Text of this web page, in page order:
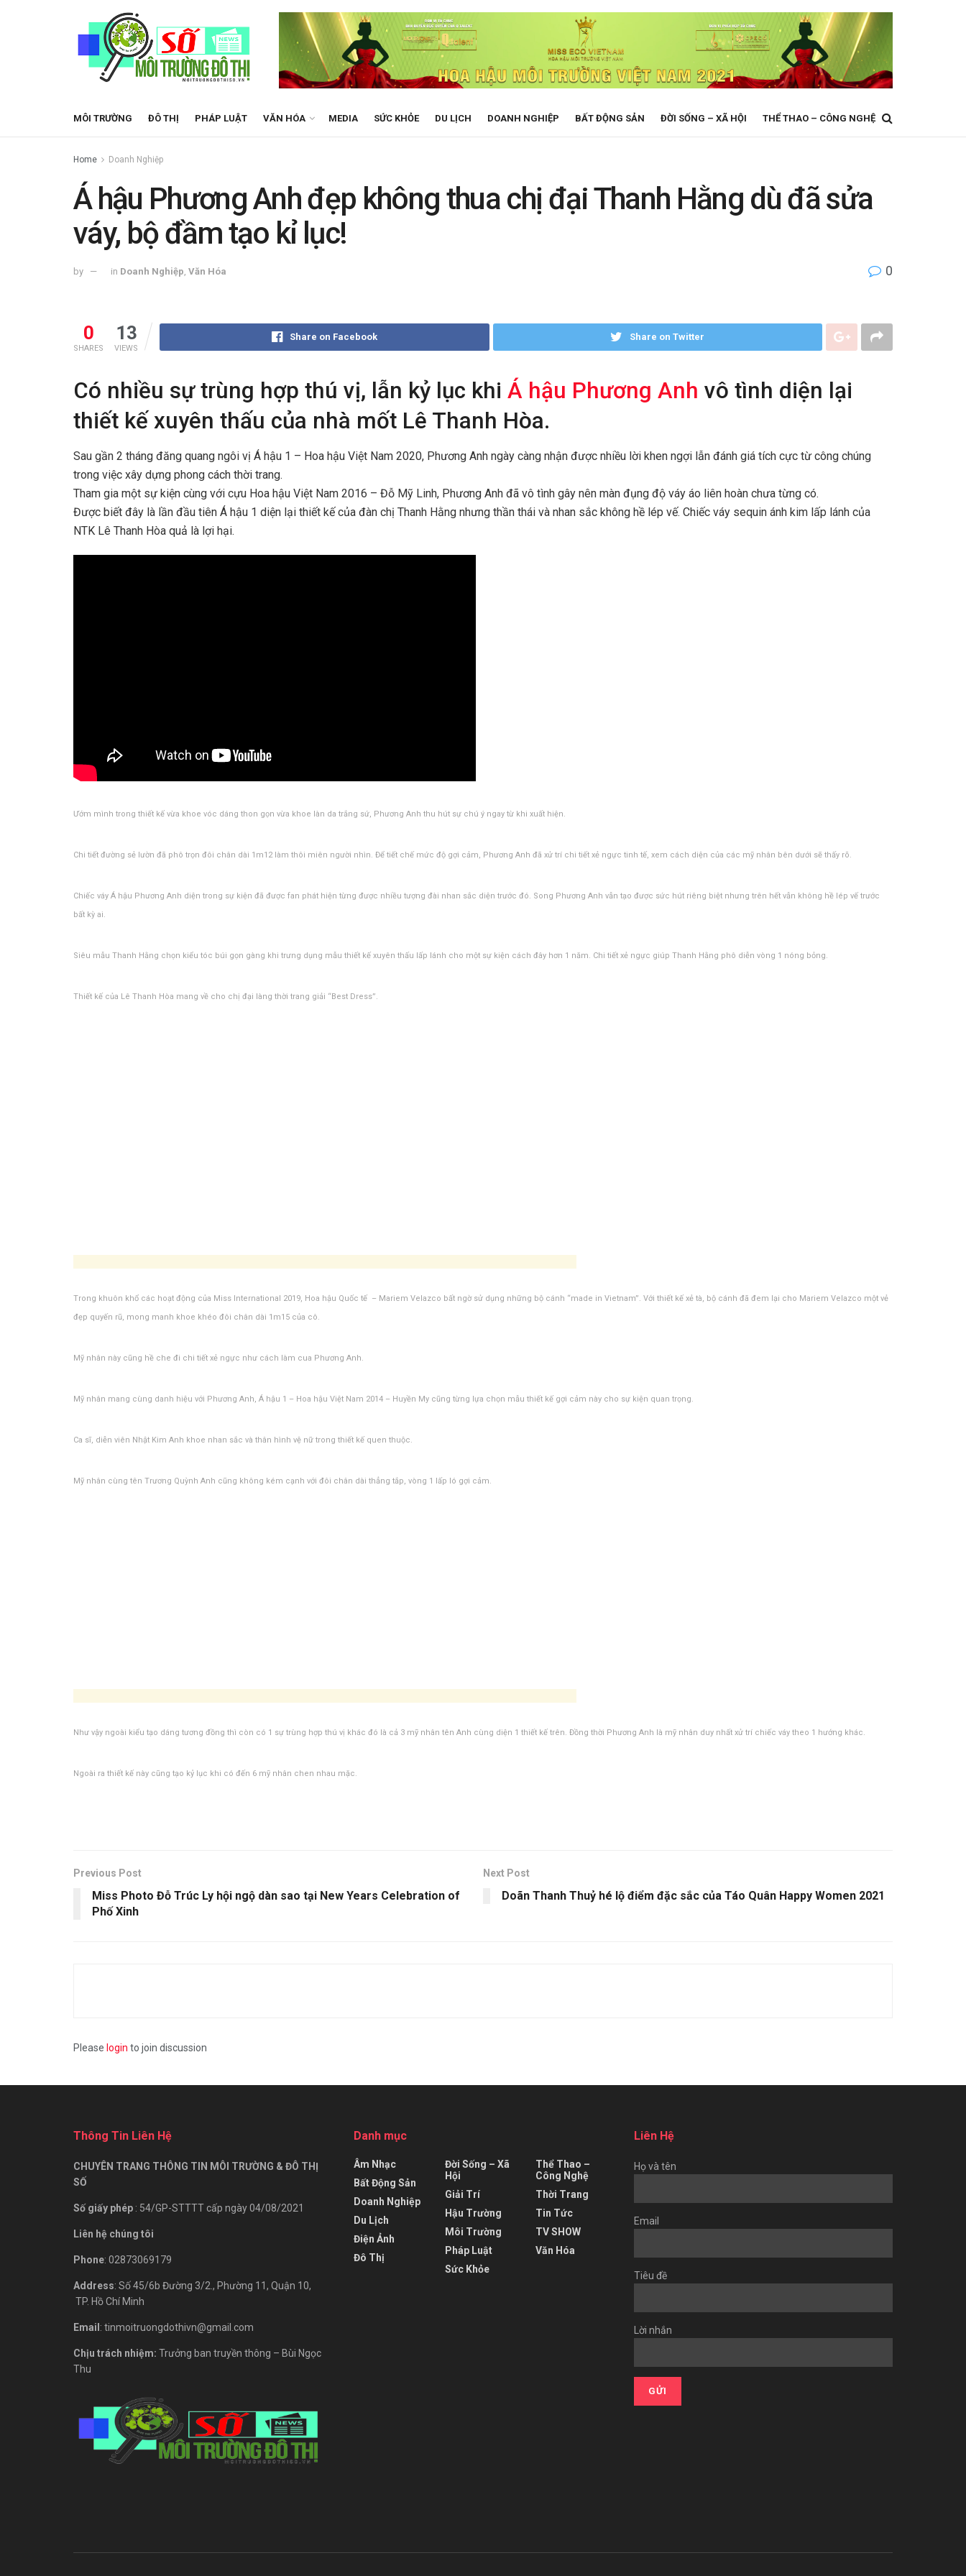
MÔI TRƯỜNG ĐÔ THỊ PHÁP LUẬT VĂN HÓA MEDIA SỨC KHỎE DU LỊCH DOANH NGHIỆP BẤT ĐỘNG SẢN ĐỜI SỐNG – XÃ HỘI THỂ THAO – CÔNG NGHỆ
Home Doanh Nghiệp
Á hậu Phương Anh đẹp không thua chị đại Thanh Hằng dù đã sửa
váy, bộ đầm tạo kỉ lục!
by in Doanh Nghiệp Văn Hóa 0
0
SHARES
13
VIEWS
Share on Facebook Share on Twitter
Có nhiều sự trùng hợp thú vị, lẫn kỷ lục khi Á hậu Phương Anh vô tình diện lại
thiết kế xuyên thấu của nhà mốt Lê Thanh Hòa.
Sau gần 2 tháng đăng quang ngôi vị Á hậu 1 – Hoa hậu Việt Nam 2020, Phương Anh ngày càng nhận được nhiều lời khen ngợi lẫn đánh giá tích cực từ công chúng
trong việc xây dựng phong cách thời trang.
Tham gia một sự kiện cùng với cựu Hoa hậu Việt Nam 2016 – Đỗ Mỹ Linh, Phương Anh đã vô tình gây nên màn đụng độ váy áo liên hoàn chưa từng có.
Được biết đây là lần đầu tiên Á hậu 1 diện lại thiết kế của đàn chị Thanh Hằng nhưng thần thái và nhan sắc không hề lép vế. Chiếc váy sequin ánh kim lấp lánh của
NTK Lê Thanh Hòa quả là lợi hại.
Ướm mình trong thiết kế vừa khoe vóc dáng thon gọn vừa khoe làn da trắng sứ, Phương Anh thu hút sự chú ý ngay từ khi xuất hiện.
Chi tiết đường sẻ lườn đã phô trọn đôi chân dài 1m12 làm thôi miên người nhìn. Để tiết chế mức độ gợi cảm, Phương Anh đã xử trí chi tiết xẻ ngực tinh tế, xem cách diện của các mỹ nhân bên dưới sẽ thấy rõ.
Chiếc váy Á hậu Phương Anh diện trong sự kiện đã được fan phát hiện từng được nhiều tượng đài nhan sắc diện trước đó. Song Phương Anh vẫn tạo được sức hút riêng biệt nhưng trên hết vẫn không hề lép vế trước
bất kỳ ai.
Siêu mẫu Thanh Hằng chọn kiểu tóc búi gọn gàng khi trưng dụng mẫu thiết kế xuyên thấu lấp lánh cho một sự kiện cách đây hơn 1 năm. Chi tiết xẻ ngực giúp Thanh Hằng phô diễn vòng 1 nóng bỏng.
Thiết kế của Lê Thanh Hòa mang về cho chị đại làng thời trang giải “Best Dress”.
Trong khuôn khổ các hoạt động của Miss International 2019, Hoa hậu Quốc tế – Mariem Velazco bất ngờ sử dụng những bộ cánh “made in Vietnam”. Với thiết kế xẻ tà, bộ cánh đã đem lại cho Mariem Velazco một vẻ
đẹp quyến rũ, mong manh khoe khéo đôi chân dài 1m15 của cô.
Mỹ nhân này cũng hề che đi chi tiết xẻ ngực như cách làm cua Phương Anh.
Mỹ nhân mang cùng danh hiệu với Phương Anh, Á hậu 1 – Hoa hậu Việt Nam 2014 – Huyền My cũng từng lựa chọn mẫu thiết kế gợi cảm này cho sự kiện quan trọng.
Ca sĩ, diễn viên Nhật Kim Anh khoe nhan sắc và thân hình vệ nữ trong thiết kế quen thuộc.
Mỹ nhân cùng tên Trương Quỳnh Anh cũng không kém cạnh với đôi chân dài thẳng tắp, vòng 1 lấp ló gợi cảm.
Như vậy ngoài kiểu tạo dáng tương đồng thì còn có 1 sự trùng hợp thú vị khác đó là cả 3 mỹ nhân tên Anh cùng diện 1 thiết kế trên. Đồng thời Phương Anh là mỹ nhân duy nhất xử trí chiếc váy theo 1 hướng khác.
Ngoài ra thiết kế này cũng tạo kỷ lục khi có đến 6 mỹ nhân chen nhau mặc.
Previous Post
Miss Photo Đỗ Trúc Ly hội ngộ dàn sao tại New Years Celebration of
Phố Xinh
Next Post
Doãn Thanh Thuỷ hé lộ điểm đặc sắc của Táo Quân Happy Women 2021
Please login to join discussion
Thông Tin Liên Hệ
CHUYÊN TRANG THÔNG TIN MÔI TRƯỜNG & ĐÔ THỊ
SỐ
Số giấy phép : 54/GP-STTTT cấp ngày 04/08/2021
Liên hệ chúng tôi
Phone: 02873069179
Address: Số 45/6b Đường 3/2., Phường 11, Quận 10,
TP. Hồ Chí Minh
Email : tinmoitruongdothivn@gmail.com
Chịu trách nhiệm: Trưởng ban truyền thông – Bùi Ngọc
Thu
Danh mục
Âm Nhạc
Bất Động Sản
Doanh Nghiệp
Du Lịch
Điện Ảnh
Đô Thị
Đời Sống – Xã
Hội
Giải Trí
Hậu Trường
Môi Trường
Pháp Luật
Sức Khỏe
Thể Thao –
Công Nghệ
Thời Trang
Tin Tức
TV SHOW
Văn Hóa
Liên Hệ
Họ và tên
Email
Tiêu đề
Lời nhắn